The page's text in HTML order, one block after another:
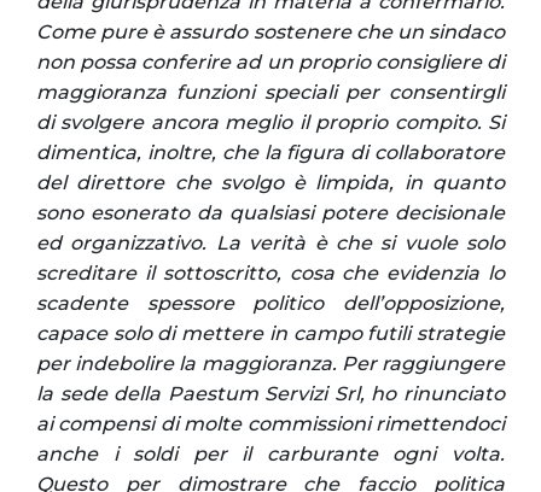
Come pure è assurdo sostenere che un sindaco
non possa conferire ad un proprio consigliere di
maggioranza funzioni speciali per consentirgli
di svolgere ancora meglio il proprio compito. Si
dimentica, inoltre, che la figura di collaboratore
del direttore che svolgo è limpida, in quanto
sono esonerato da qualsiasi potere decisionale
ed organizzativo. La verità è che si vuole solo
screditare il sottoscritto, cosa che evidenzia lo
scadente spessore politico dell’opposizione,
capace solo di mettere in campo futili strategie
per indebolire la maggioranza. Per raggiungere
la sede della Paestum Servizi Srl, ho rinunciato
ai compensi di molte commissioni rimettendoci
anche i soldi per il carburante ogni volta.
Questo per dimostrare che faccio politica